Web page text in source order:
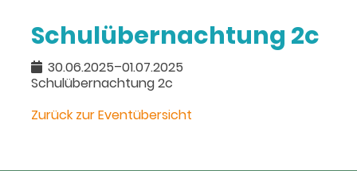
Schulübernachtung 2c
30.06.2025–01.07.2025
Schulübernachtung 2c
Zurück zur Eventübersicht